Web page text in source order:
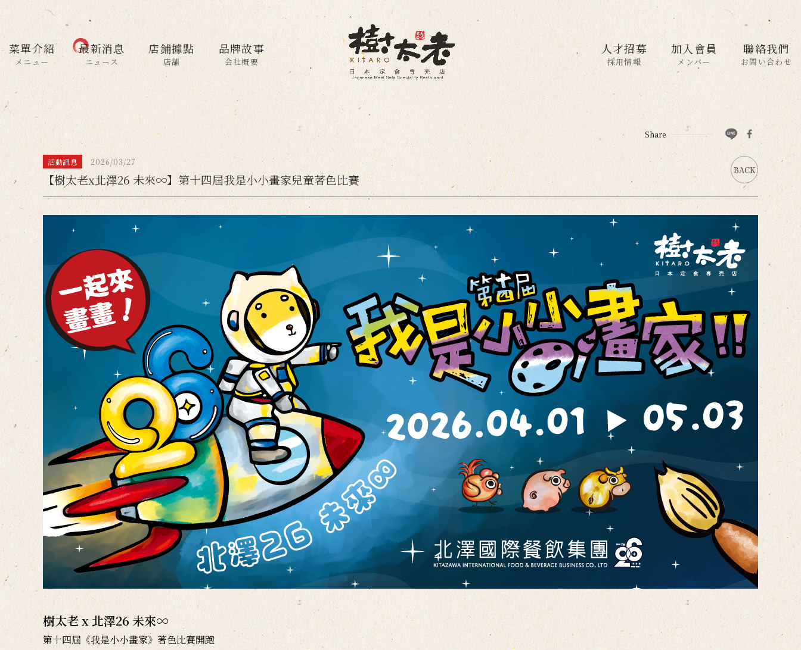
菜單介紹
メニュー
最新消息
ニュース
店鋪據點
店舗
品牌故事
会社概要
人才招募
採用情報
加入會員
メンバー
聯絡我們
お問い合わせ
Share
活動訊息 2026/03/27
【樹太老x北澤26 未來∞】第十四屆我是小小畫家兒童著色比賽
BACK
樹太老 x 北澤26 未來∞
第十四屆《我是小小畫家》著色比賽開跑